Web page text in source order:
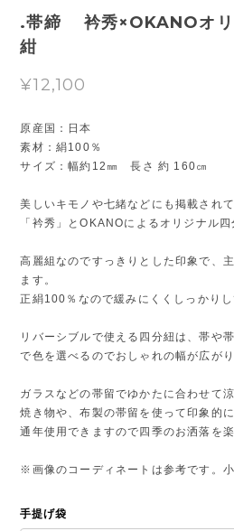
.帯締 衿秀×OKANOオリ
紺
¥12,100
原産国：日本
素材：絹100％
サイズ：幅約12㎜ 長さ 約 160㎝
美しいキモノや七緒などにも掲載され
「衿秀」とOKANOによるオリジナル四
高麗組なのですっきりとした印象で、
ます。
正絹100％なので緩みにくくしっかりし
リバーシブルで使える四分紐は、帯や
で色を選べるのでおしゃれの幅が広がり
ガラスなどの帯留でゆかたに合わせて涼
焼き物や、布製の帯留を使って印象的に
通年使用できますので四季のお洒落を
※画像のコーディネートは参考です。
手提げ袋